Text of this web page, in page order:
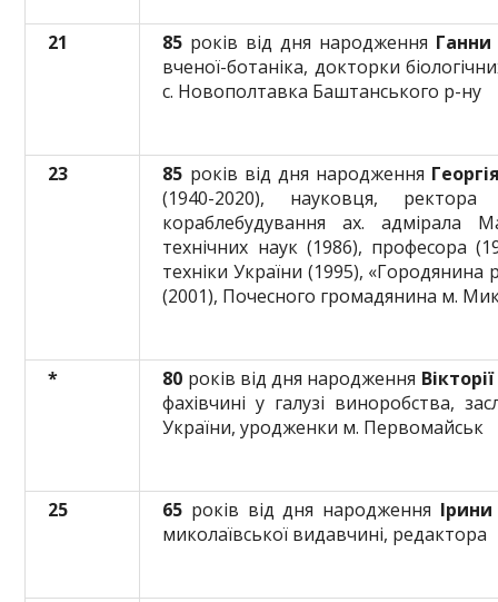
21 85 років від дня народження Ганни
вченої-ботаніка, докторки
с. Новополтавка Баштанського р-ну
23 85 років від дня народження
(1940-2020), науковця, ректора
кораблебудування ах. адмірала
технічних наук (1986), професора
техніки України (1995),
(2001), Почесного громадянина м.
* 80 років від дня народження
фахівчині у галузі виноробства,
України, уродженки м. Первомайськ
25 65 років від дня народження
миколаївської видавчині, редактора